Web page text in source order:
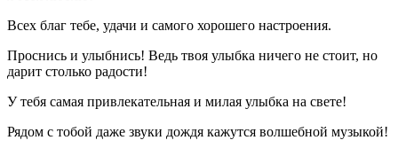
Всех благ тебе, удачи и самого хорошего настроения.
Проснись и улыбнись! Ведь твоя улыбка ничего не стоит, но
дарит столько радости!
У тебя самая привлекательная и милая улыбка на свете!
Рядом с тобой даже звуки дождя кажутся волшебной музыкой!